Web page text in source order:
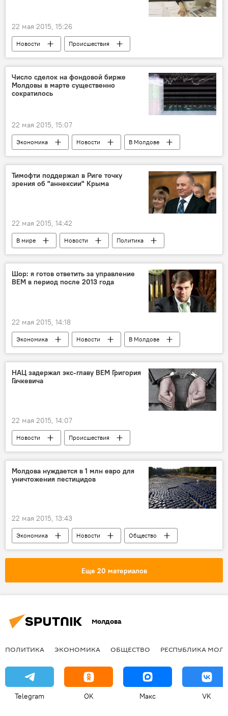
22 мая 2015, 15:26
Новости
Происшествия
В Молдове
Республика Молдова
НАЦ
Bаncа de Economii
банки Молдовы
Число сделок на фондовой бирже
Молдовы в марте существенно
сократилось
22 мая 2015, 15:07
Экономика Новости
В Молдове
Республика Молдова
Национальная комиссия по финансовому рынку
Тимофти поддержал в Риге точку
зрения об "аннексии" Крыма
22 мая 2015, 14:42
В мире Новости
Политика
Россия
Республика Молдова
Рига
Крым
Николай Тимофти
саммит
подпись
Восточное партнерство
Шор: я готов ответить за управление
ВЕМ в период после 2013 года
22 мая 2015, 14:18
Экономика Новости
В Молдове
Республика Молдова
Илан Шор
проблемы
расследование
содействие
НАЦ задержал экс-главу ВЕМ Григория
Гачкевича
22 мая 2015, 14:07
Новости
Происшествия
В Молдове
Республика Молдова
Григорий Гачкевич
Национальный антикоррупционный центр
Генеральная прокуратура Республики Молдова
Молдова нуждается в 1 млн евро для
уничтожения пестицидов
22 мая 2015, 13:43
Экономика Новости
Общество
В Молдове
Кишинев
Кирилл Габурич
пестициды
утилизация
уничтожение
Еще 20 материалов
Молдова
ПОЛИТИКА ЭКОНОМИКА ОБЩЕСТВО РЕСПУБЛИКА
Telegram OK Макс VK